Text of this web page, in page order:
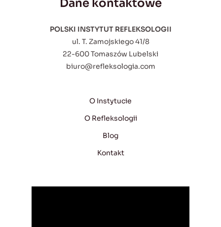
Dane kontaktowe
POLSKI INSTYTUT REFLEKSOLOGII
ul. T. Zamojskiego 41/8
22-600 Tomaszów Lubelski
biuro@refleksologia.com
O Instytucie
O Refleksologii
Blog
Kontakt